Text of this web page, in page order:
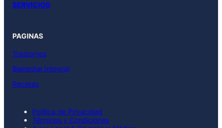
SERVICIOS
PAGINAS
Trastornos
Bienestar Integral
Recetas
Política de Privacidad
Términos y Condiciones